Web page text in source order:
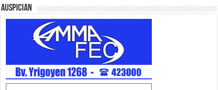
Auspician